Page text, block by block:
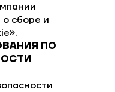
о сборе и
ПО